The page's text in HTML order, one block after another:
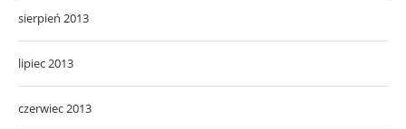
sierpień 2013
lipiec 2013
czerwiec 2013